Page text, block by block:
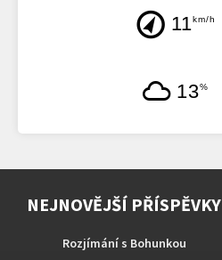
11km/h
13%
NEJNOVĚJŠÍ PŘÍSPĚVKY
Rozjímání s Bohunkou